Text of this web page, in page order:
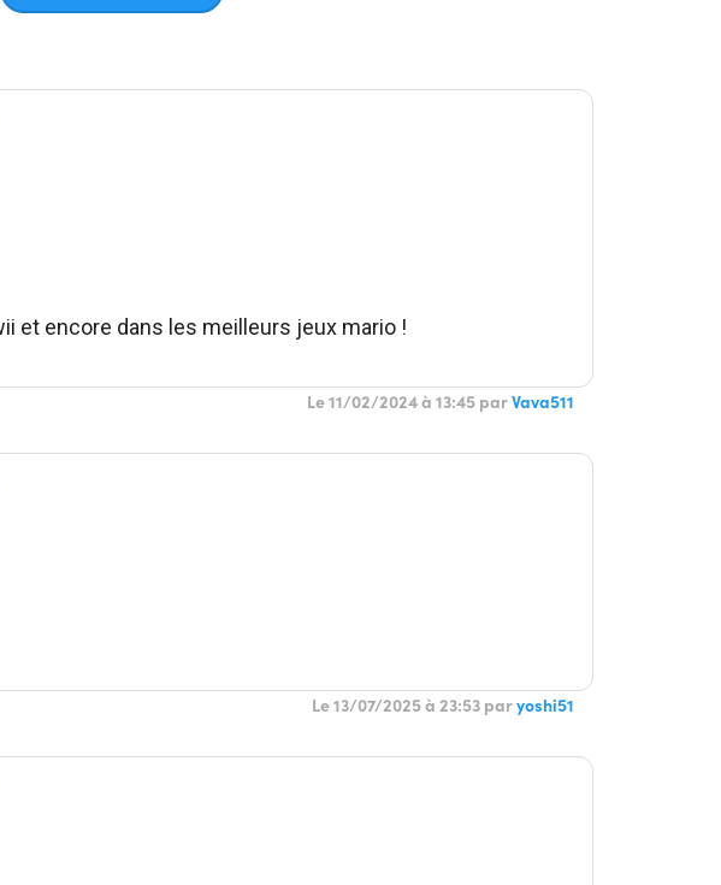
et encore dans les meilleurs jeux mario !
Le 11/02/2024 à 13:45 parVava511
Le 13/07/2025 à 23:53 paryoshi51